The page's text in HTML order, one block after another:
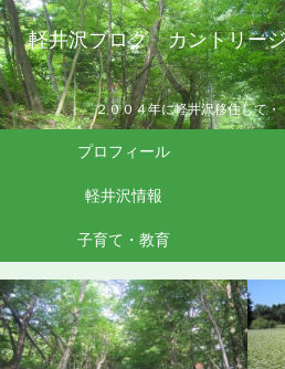
軽井沢ブログ カントリー
２００４年に軽井沢移住して
プロフィール
軽井沢情報
子育て・教育